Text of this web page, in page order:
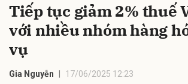
Tiếp tục giảm 2% thuế
với nhiều nhóm hàng
vụ
Gia Nguyễn 17/06/2025 12:23